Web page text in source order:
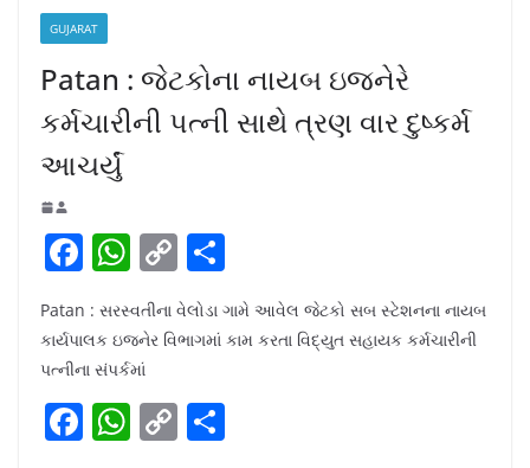
GUJARAT
Patan : જેટકોના નાયબ ઇજનેરે
કર્મચારીની પત્ની સાથે ત્રણ વાર દુષ્કર્મ
આચર્યું
F
c
e
b
o
W
h
at
s
A
p
C
o
p
Li
n
h
ar
Patan : સરસ્વતીના વેલોડા ગામે આવેલ જેટકો સબ સ્ટેશનના નાયબ
કાર્યપાલક ઇજનેર વિભાગમાં કામ કરતા વિદ્યુત સહાયક કર્મચારીની
પત્નીના સંપર્કમાં
F W C